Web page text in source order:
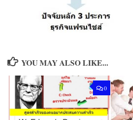
YOU MAY ALSO LIKE...
0